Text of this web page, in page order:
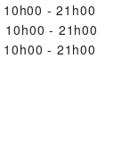
10h00 - 21h00
10h00 - 21h00
10h00 - 21h00